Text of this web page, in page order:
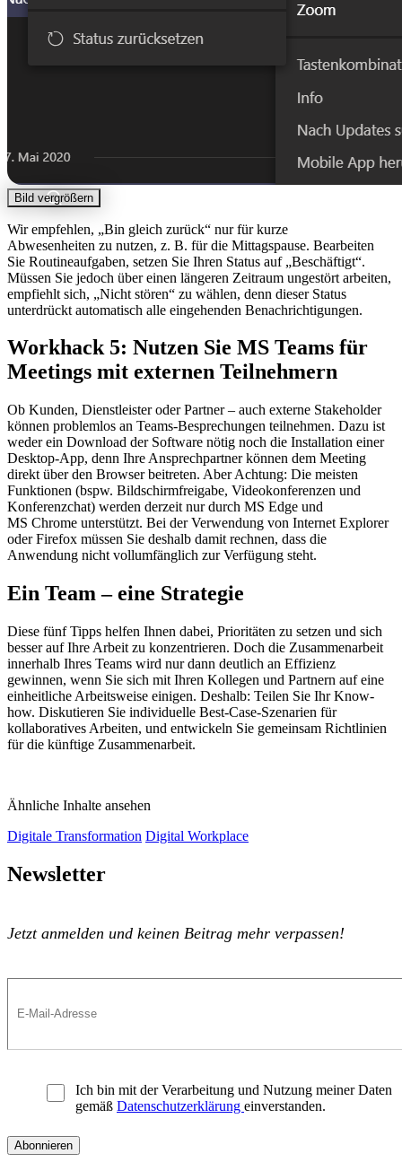
Bild vergrößern
Wir empfehlen, „Bin gleich zurück“ nur für kurze
Abwesenheiten zu nutzen, z. B. für die Mittagspause. Bearbeiten
Sie Routineaufgaben, setzen Sie Ihren Status auf „Beschäftigt“.
Müssen Sie jedoch über einen längeren Zeitraum ungestört arbeiten,
empfiehlt sich, „Nicht stören“ zu wählen, denn dieser Status
unterdrückt automatisch alle eingehenden Benachrichtigungen.
Workhack 5: Nutzen Sie MS Teams für
Meetings mit externen Teilnehmern
Ob Kunden, Dienstleister oder Partner – auch externe Stakeholder
können problemlos an Teams-Besprechungen teilnehmen. Dazu ist
weder ein Download der Software nötig noch die Installation einer
Desktop-App, denn Ihre Ansprechpartner können dem Meeting
direkt über den Browser beitreten. Aber Achtung: Die meisten
Funktionen (bspw. Bildschirmfreigabe, Videokonferenzen und
Konferenzchat) werden derzeit nur durch MS Edge und
MS Chrome unterstützt. Bei der Verwendung von Internet Explorer
oder Firefox müssen Sie deshalb damit rechnen, dass die
Anwendung nicht vollumfänglich zur Verfügung steht.
Ein Team – eine Strategie
Diese fünf Tipps helfen Ihnen dabei, Prioritäten zu setzen und sich
besser auf Ihre Arbeit zu konzentrieren. Doch die Zusammenarbeit
innerhalb Ihres Teams wird nur dann deutlich an Effizienz
gewinnen, wenn Sie sich mit Ihren Kollegen und Partnern auf eine
einheitliche Arbeitsweise einigen. Deshalb: Teilen Sie Ihr Know-
how. Diskutieren Sie individuelle Best-Case-Szenarien für
kollaboratives Arbeiten, und entwickeln Sie gemeinsam Richtlinien
für die künftige Zusammenarbeit.
Ähnliche Inhalte ansehen
Digitale Transformation Digital Workplace
Newsletter
Jetzt anmelden und keinen Beitrag mehr verpassen!
Ich bin mit der Verarbeitung und Nutzung meiner Daten
gemäß Datenschutzerklärung einverstanden.